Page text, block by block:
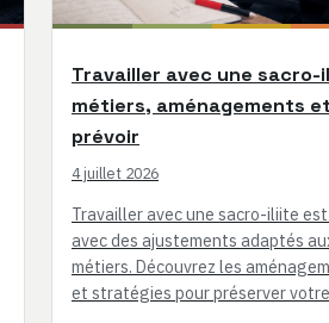
Travailler avec une sacro-
métiers, aménagements
prévoir
4 juillet 2026
Travailler avec une sacro-iliite
avec des ajustements adaptés
métiers. Découvrez les
et stratégies pour préserver